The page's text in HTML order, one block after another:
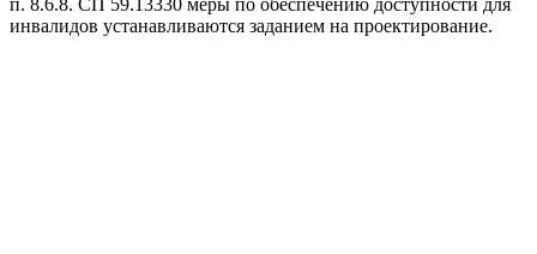
п. 8.6.8. СП 59.13330 меры по обеспечению доступности для
инвалидов устанавливаются заданием на проектирование.